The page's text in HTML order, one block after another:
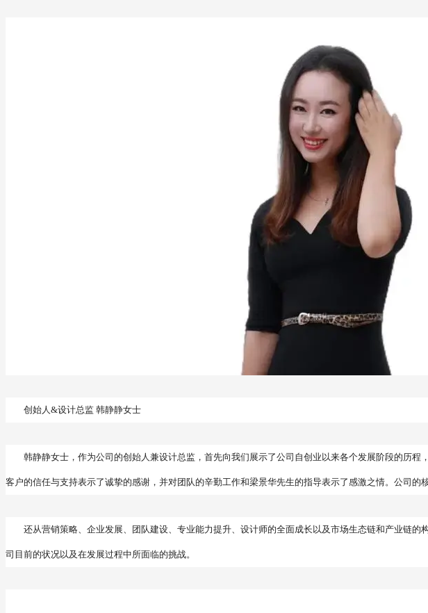
创始人&设计总监 韩静静女士
韩静静女士，作为公司的创始人兼设计总监，首先向我们展示了公司自创业以来各个发展阶段的历
客户的信任与支持表示了诚挚的感谢，并对团队的辛勤工作和梁景华先生的指导表示了感激之情。公司
还从营销策略、企业发展、团队建设、专业能力提升、设计师的全面成长以及市场生态链和产业链
司目前的状况以及在发展过程中所面临的挑战。